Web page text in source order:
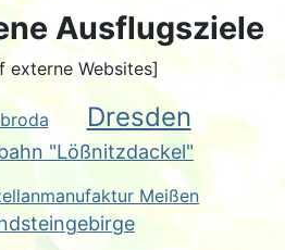
Ausflugsziele
externe Websites]
Dresden
"Lößnitzdackel"
Meißen